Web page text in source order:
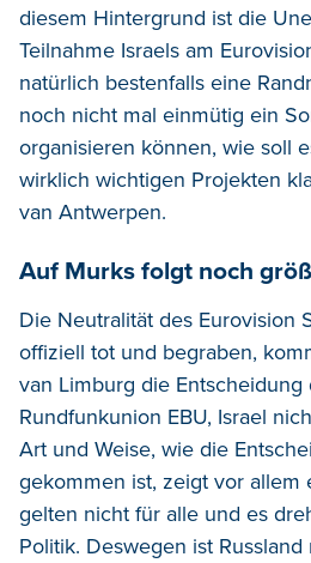
diesem Hintergrund ist die
Teilnahme Israels am
natürlich bestenfalls eine
noch nicht mal einmütig ein
organisieren können, wie soll
wirklich wichtigen Projekten
van Antwerpen.
Auf Murks folgt noch
Die Neutralität des Eurovision
offiziell tot und begraben,
van Limburg die Entscheidung
Rundfunkunion EBU, Israel
Art und Weise, wie die
gekommen ist, zeigt vor allem
gelten nicht für alle und es
Politik. Deswegen ist